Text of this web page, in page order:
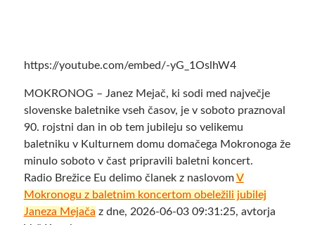
https://youtube.com/embed/-yG_1OslhW4
MOKRONOG – Janez Mejač, ki sodi med največje
slovenske baletnike vseh časov, je v soboto praznoval
90. rojstni dan in ob tem jubileju so velikemu
baletniku v Kulturnem domu domačega Mokronoga že
minulo soboto v čast pripravili baletni koncert.
Radio Brežice Eu delimo članek z naslovomV
Mokronogu z baletnim koncertom obeležili jubilej
Janeza Mejača z dne, 2026-06-03 09:31:25, avtorja